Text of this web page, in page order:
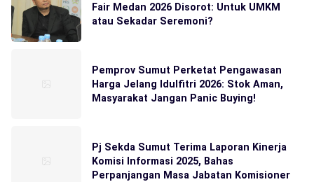
Fair Medan 2026 Disorot: Untuk UMKM
atau Sekadar Seremoni?
Pemprov Sumut Perketat Pengawasan
Harga Jelang Idulfitri 2026: Stok Aman,
Masyarakat Jangan Panic Buying!
Pj Sekda Sumut Terima Laporan Kinerja
Komisi Informasi 2025, Bahas
Perpanjangan Masa Jabatan Komisioner